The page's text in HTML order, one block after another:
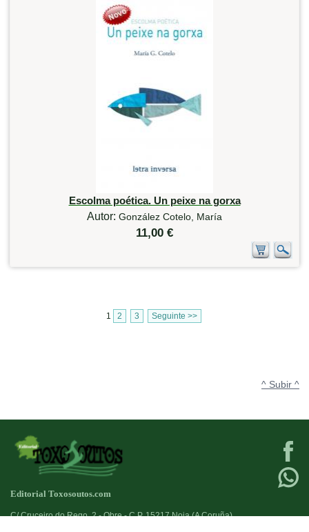
Escolma poética. Un peixe na gorxa
Autor: González Cotelo, María
11,00 €
1 2 3 Seguinte >>
^ Subir ^
Editorial Toxosoutos.com
C/ Cruceiro do Rego, 2 - Obre - C.P. 15217 Noia (A Coruña)